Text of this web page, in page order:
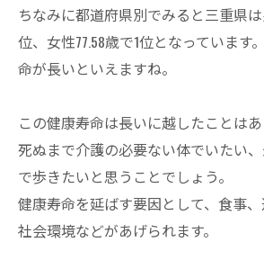
ちなみに都道府県別でみると三重県は
位、女性77.58歳で1位となっています
命が長いといえますね。
この健康寿命は長いに越したことは
死ぬまで介護の必要ない体でいたい
で歩きたいと思うことでしょう。
健康寿命を延ばす要因として、食事、
社会環境などがあげられます。